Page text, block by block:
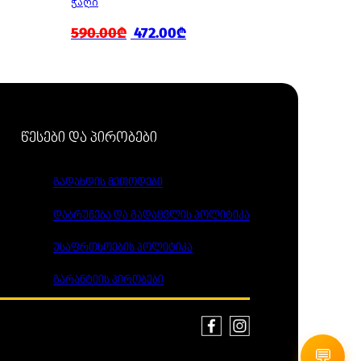
590.00₾ 472.00₾
წესები და პირობები
გადახდის მეთოდები
დაბრუნება და გადაცვლის პოლიტიკა
უსაფრთხოების პოლიტიკა
გარანტიის პირობები
💬